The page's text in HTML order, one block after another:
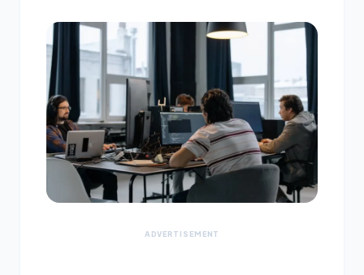
ADVERTISEMENT